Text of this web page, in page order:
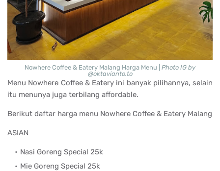
Nowhere Coffee & Eatery Malang Harga Menu |
Photo IG by
@oktavianto.to
Menu Nowhere Coffee & Eatery ini banyak pilihannya, selain
itu menunya juga terbilang affordable.
Berikut daftar harga menu Nowhere Coffee & Eatery Malang
ASIAN
Nasi Goreng Special 25k
Mie Goreng Special 25k